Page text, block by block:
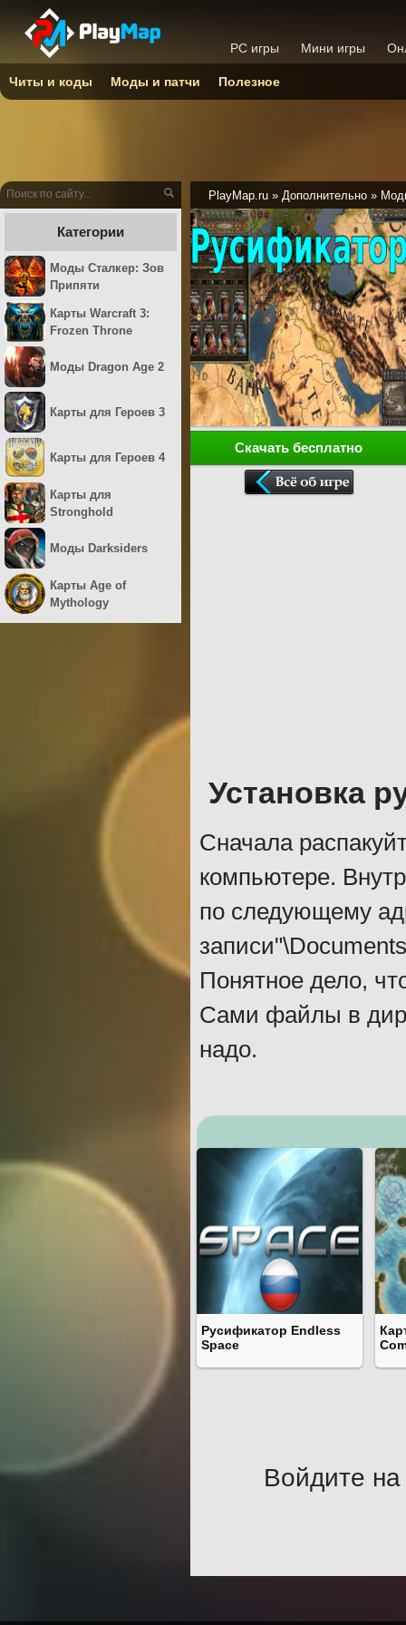
PlayMap.ru » Дополнительно »
Скачать бесплатно
Установка
Сначала
компьютере.
по следующему
Понятное дело,
Сами файлы в
надо.
Русификатор Endless
Space
Войдите на
Категории
Моды Сталкер: Зов
Припяти
Карты Warcraft 3:
Frozen Throne
Моды Dragon Age 2
Карты для Героев 3
Карты для Героев 4
Карты для
Stronghold
Моды Darksiders
Карты Age of
Mythology
PC игры Мини игры
Читы и коды Моды и патчи Полезное